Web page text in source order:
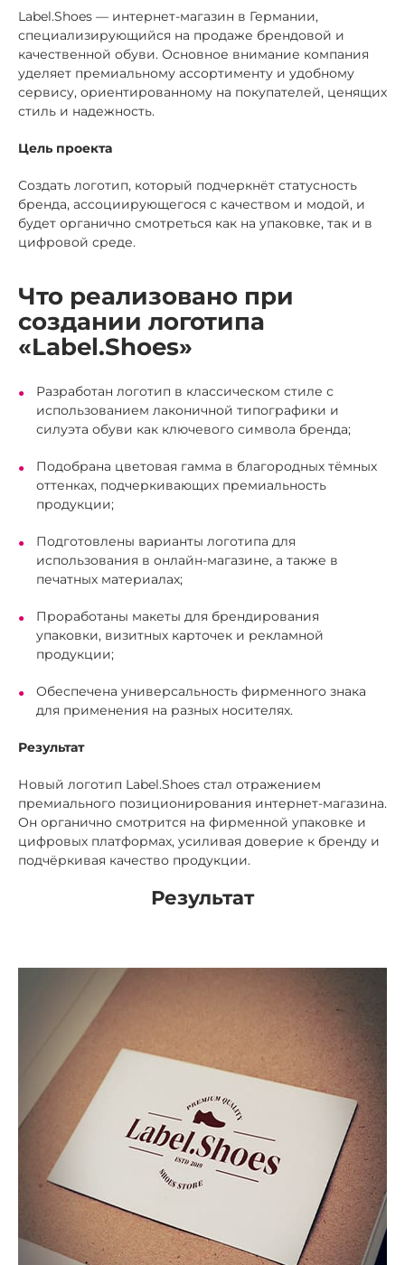
Label.Shoes — интернет-магазин в Германии,
специализирующийся на продаже брендовой и
качественной обуви. Основное внимание компания
уделяет премиальному ассортименту и удобному
сервису, ориентированному на покупателей, ценящих
стиль и надежность.
Цель проекта
Создать логотип, который подчеркнёт статусность
бренда, ассоциирующегося с качеством и модой, и
будет органично смотреться как на упаковке, так и в
цифровой среде.
Что реализовано при
создании логотипа
«Label.Shoes»
Разработан логотип в классическом стиле с
использованием лаконичной типографики и
силуэта обуви как ключевого символа бренда;
Подобрана цветовая гамма в благородных тёмных
оттенках, подчеркивающих премиальность
продукции;
Подготовлены варианты логотипа для
использования в онлайн-магазине, а также в
печатных материалах;
Проработаны макеты для брендирования
упаковки, визитных карточек и рекламной
продукции;
Обеспечена универсальность фирменного знака
для применения на разных носителях.
Результат
Новый логотип Label.Shoes стал отражением
премиального позиционирования интернет-магазина.
Он органично смотрится на фирменной упаковке и
цифровых платформах, усиливая доверие к бренду и
подчёркивая качество продукции.
Результат